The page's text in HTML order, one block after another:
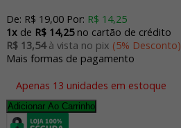
De: R$ 19,00 Por: R$ 14,25
1xde R$ 14,25 no cartão de crédito
R$ 13,54à vista no pix (5% Desconto)
Mais formas de pagamento
Apenas 13 unidades em estoque
Adicionar Ao Carrinho